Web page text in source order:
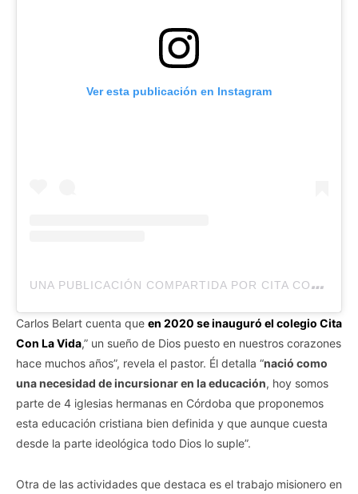
Ver esta publicación en Instagram
U
NA PUBLICACIÓN COMPARTIDA POR CITA CON LA VIDA (@CITACONLAVIDA)
Carlos Belart cuenta que en 2020 se inauguró el colegio Cita
Con La Vida,” un sueño de Dios puesto en nuestros corazones
hace muchos años”, revela el pastor. Él detalla “nació como
una necesidad de incursionar en la educación, hoy somos
parte de 4 iglesias hermanas en Córdoba que proponemos
esta educación cristiana bien definida y que aunque cuesta
desde la parte ideológica todo Dios lo suple”.
Otra de las actividades que destaca es el trabajo misionero en